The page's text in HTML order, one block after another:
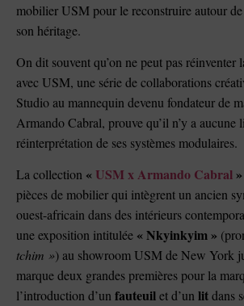
mobilier USM pour le reconstruire autour de
son héritage.
On dit souvent qu’on ne peut pas réinventer
avec USM, une série de collaborations
Studio au mannequin devenu fondateur de
Armando Cabral, prouve qu’il n’y a aucune
réinterprétation de ses systèmes modulaires.
La collection « USM x Armando Cabral»
pièces de mobilier qui intègrent un ancien
ouest-africain dans des intérieurs
une exposition intitulée « Nkyinkyim »
tchim ») au showroom USM de New York
marque deux grandes premières pour la
l’introduction d’un fauteuilet d’un litdans